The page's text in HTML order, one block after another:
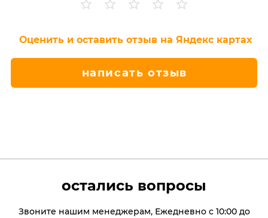
Оценить и оставить отзыв на Яндекс картах
написать отзыв
остались вопросы
Звоните нашим менеджерам, Ежедневно с 10:00 до